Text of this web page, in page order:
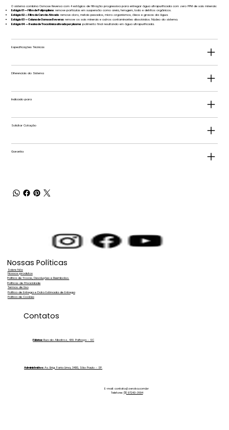
O sistema combina Osmose Reversa com 4 estágios de filtração progressiva para entregar água ultrapurificada com zero PPM de sais minerais:
Estágio 01 — Filtro de Polipropileno: remove partículas em suspensão como areia, ferrugem, lodo e detritos orgânicos.
Estágio 02 — Filtro de Carvão Ativado: remove cloro, metais pesados, micro-organismos, óleos e graxas da água.
Estágio 03 — Coluna de Osmose Reversa: remove os sais minerais e outros contaminantes dissolvidos. Núcleo do sistema.
Estágio 04 — Resina de Troca Iônica ativada por plasma: polimento final resultando em água ultrapurificada.
Especificações Técnicas
Diferenciais do Sistema
Indicado para
Solicitar Cotação
Garantia
Nossas Políticas
Nossos produtos
Sobre Nós
Política de Trocas, Devoluções e Reembolso.
Políticas de Privacidade
Política de Entrega e Data Estimada de Entrega
Política de Cookies
Termos de Uso
Contatos
Fábrica:Rua do Albatroz, 430. Palhoça - SC
Administrativo:Av. Brig. Faria Lima, 3400, São Paulo - SP.
E-mail:contato@zeroka.com.br
Telefone: (11) 97243-3694